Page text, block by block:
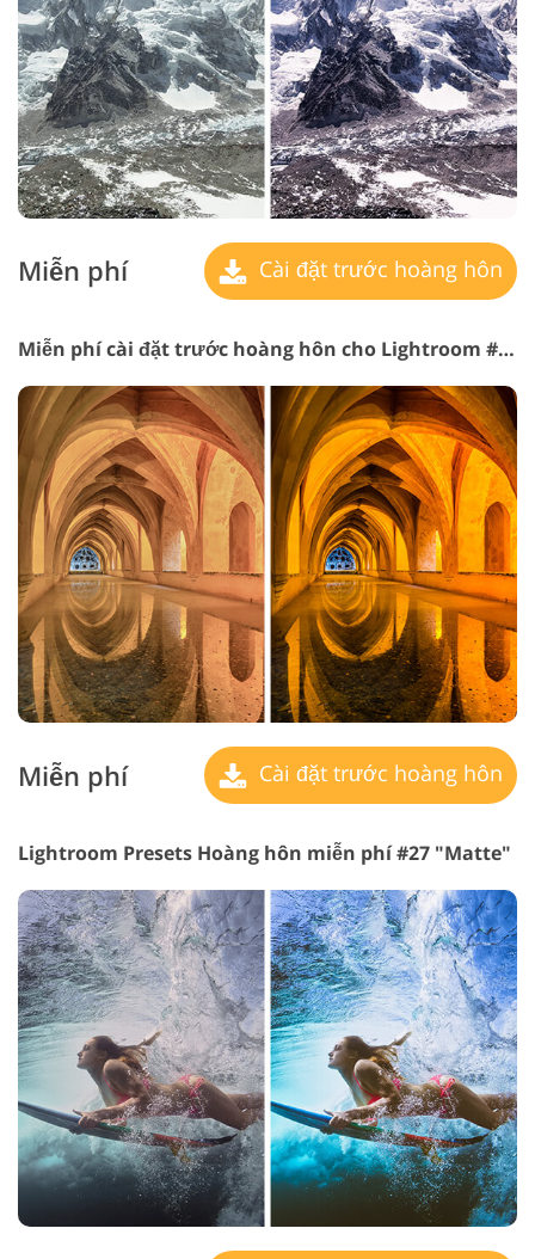
Miễn phí Cài đặt trước hoàng hôn
Miễn phí cài đặt trước hoàng hôn cho Lightroom #26 "Soft Skin"
Miễn phí Cài đặt trước hoàng hôn
Lightroom Presets Hoàng hôn miễn phí #27 "Matte"